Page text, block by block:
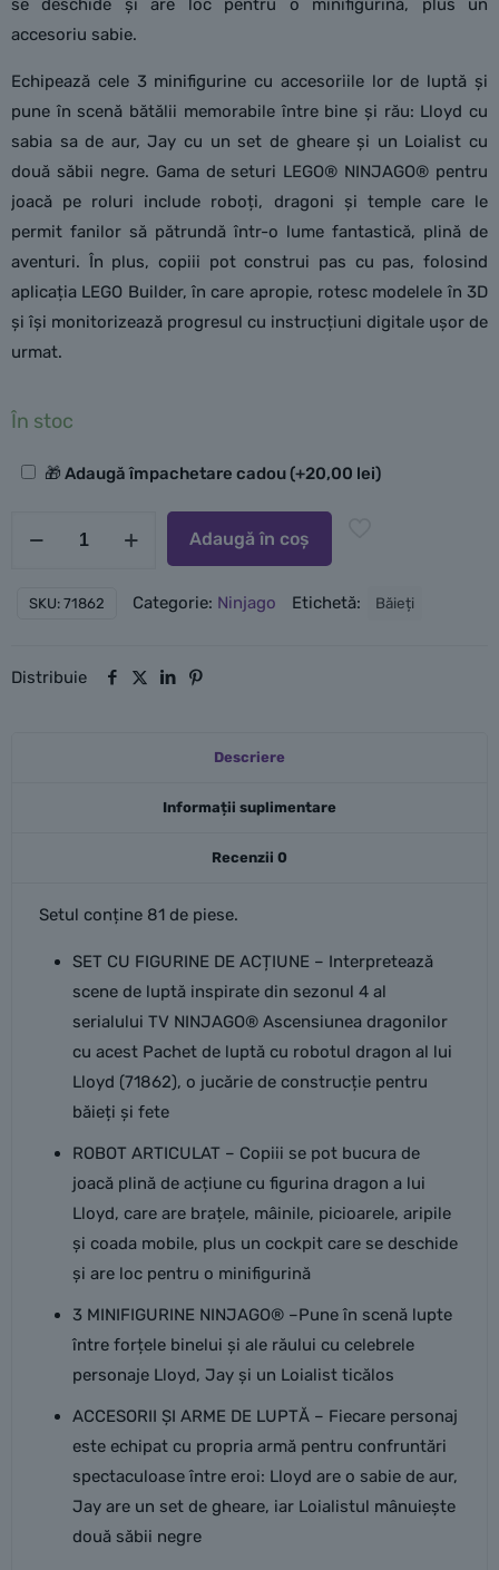
se deschide și are loc pentru o minifigurină, plus un
accesoriu sabie.
Echipează cele 3 minifigurine cu accesoriile lor de luptă și
pune în scenă bătălii memorabile între bine și rău: Lloyd cu
sabia sa de aur, Jay cu un set de gheare și un Loialist cu
două săbii negre. Gama de seturi LEGO® NINJAGO® pentru
joacă pe roluri include roboți, dragoni și temple care le
permit fanilor să pătrundă într-o lume fantastică, plină de
aventuri. În plus, copiii pot construi pas cu pas, folosind
aplicația LEGO Builder, în care apropie, rotesc modelele în 3D
și își monitorizează progresul cu instrucțiuni digitale ușor de
urmat.
În stoc
Opțiuni🎁 Adaugă împachetare cadou(+20,00 lei)
cu
Adaugă în coș
SKU: 71862 Categorie: Ninjago Etichetă: Băieți
Distribuie
Descriere
Informații suplimentare
Recenzii 0
Setul conține 81 de piese.
SET CU FIGURINE DE ACȚIUNE – Interpretează
scene de luptă inspirate din sezonul 4 al
serialului TV NINJAGO® Ascensiunea dragonilor
cu acest Pachet de luptă cu robotul dragon al lui
Lloyd (71862), o jucărie de construcție pentru
băieți și fete
ROBOT ARTICULAT – Copiii se pot bucura de
joacă plină de acțiune cu figurina dragon a lui
Lloyd, care are brațele, mâinile, picioarele, aripile
și coada mobile, plus un cockpit care se deschide
și are loc pentru o minifigurină
3 MINIFIGURINE NINJAGO® –Pune în scenă lupte
între forțele binelui și ale răului cu celebrele
personaje Lloyd, Jay și un Loialist ticălos
ACCESORII ȘI ARME DE LUPTĂ – Fiecare personaj
este echipat cu propria armă pentru confruntări
spectaculoase între eroi: Lloyd are o sabie de aur,
Jay are un set de gheare, iar Loialistul mânuiește
două săbii negre